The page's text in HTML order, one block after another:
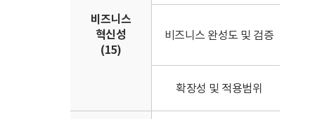
비즈니스
혁신성
(15)
비즈니스 완성도 및 검증
확장성 및 적용범위